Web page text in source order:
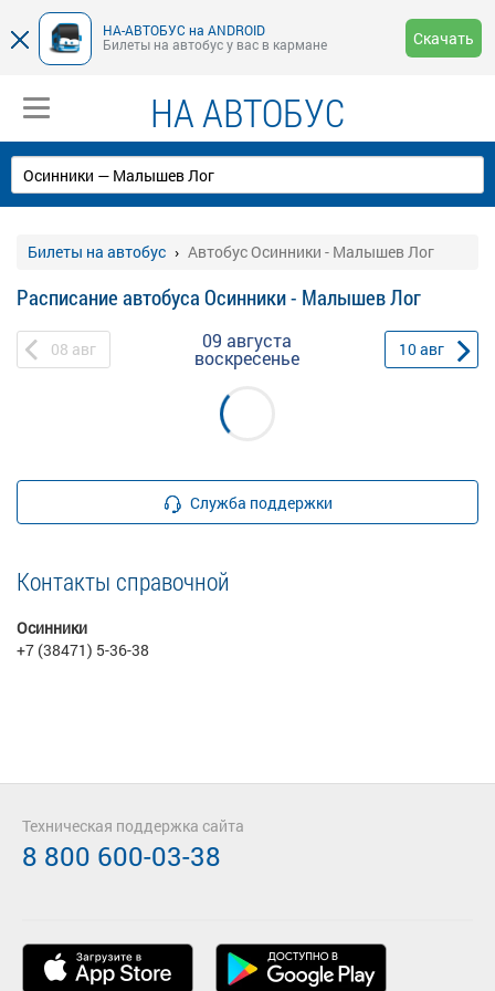
НА-АВТОБУС на ANDROID
Билеты на автобус у вас в кармане
Скачать
НА АВТОБУС
Билеты на автобус Автобус Осинники - Малышев Лог
Расписание автобуса Осинники - Малышев Лог
08 авг 09 августа
воскресенье 10авг
Служба поддержки
Контакты справочной
Осинники
+7 (38471) 5-36-38
Техническая поддержка сайта
8 800 600-03-38